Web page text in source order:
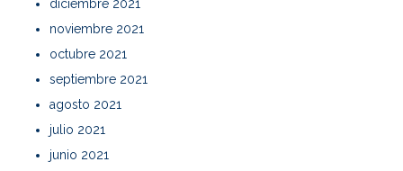
diciembre 2021
noviembre 2021
octubre 2021
septiembre 2021
agosto 2021
julio 2021
junio 2021